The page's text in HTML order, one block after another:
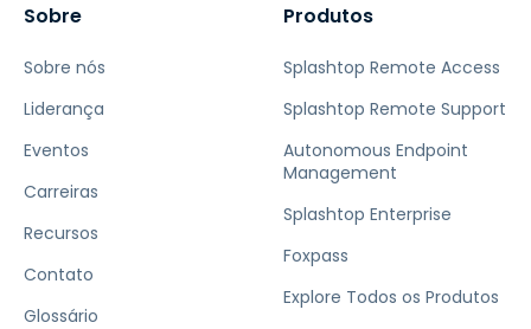
Sobre
Sobre nós
Liderança
Eventos
Carreiras
Recursos
Contato
Glossário
Produtos
Splashtop Remote Access
Splashtop Remote Support
Autonomous Endpoint
Management
Splashtop Enterprise
Foxpass
Explore Todos os Produtos